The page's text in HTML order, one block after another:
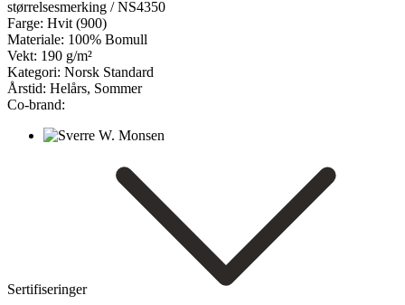
størrelsesmerking / NS4350
Farge: Hvit (900)
Materiale: 100% Bomull
Vekt: 190 g/m²
Kategori: Norsk Standard
Årstid: Helårs, Sommer
Co-brand:
Sertifiseringer